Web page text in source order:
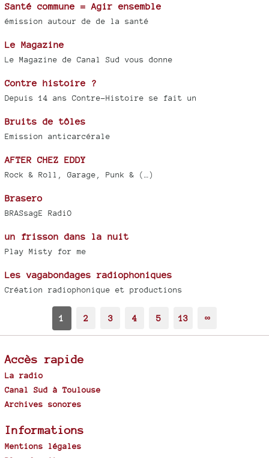
Santé commune = Agir ensemble
émission autour de de la santé
Le Magazine
Le Magazine de Canal Sud vous donne
Contre histoire ?
Depuis 14 ans Contre-Histoire se fait un
Bruits de tôles
Emission anticarcérale
AFTER CHEZ EDDY
Rock & Roll, Garage, Punk & (…)
Brasero
BRASsagE RadiO
un frisson dans la nuit
Play Misty for me
Les vagabondages radiophoniques
Création radiophonique et productions
1 2 3 4 5 13 ∞
Accès rapide
La radio
Canal Sud à Toulouse
Archives sonores
Informations
Mentions légales